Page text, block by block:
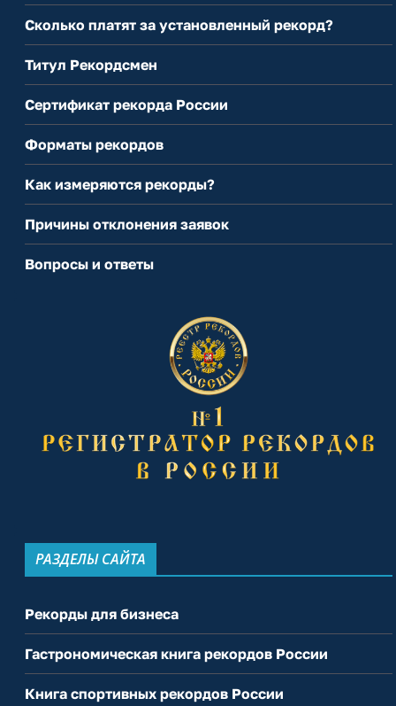
Сколько платят за установленный рекорд?
Титул Рекордсмен
Сертификат рекорда России
Форматы рекордов
Как измеряются рекорды?
Причины отклонения заявок
Вопросы и ответы
РАЗДЕЛЫ САЙТА
Рекорды для бизнеса
Гастрономическая книга рекордов России
Книга спортивных рекордов России